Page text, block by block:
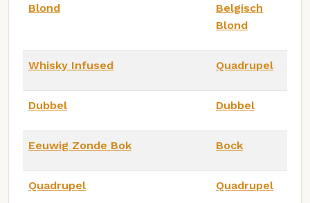
Blond
Belgisch
Blond
Whisky Infused Quadrupel
Dubbel Dubbel
Eeuwig Zonde Bok Bock
Quadrupel Quadrupel